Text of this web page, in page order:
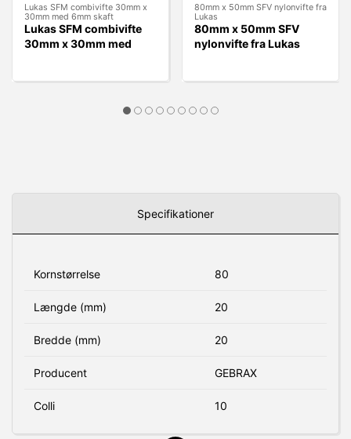
Lukas SFM combivifte 30mm x
30mm med 6mm skaft
Lukas SFM combivifte
30mm x 30mm med
80mm x 50mm SFV nylonvifte fra
Lukas
80mm x 50mm SFV
nylonvifte fra Lukas
Specifikationer
Kornstørrelse 80
Længde (mm) 20
Bredde (mm) 20
Producent GEBRAX
Colli 10